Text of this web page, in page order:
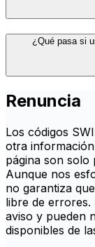
¿Qué pasa si
Renuncia
Los códigos
otra
página son solo
Aunque nos
no garantiza
libre de errores.
aviso y pueden
disponibles de